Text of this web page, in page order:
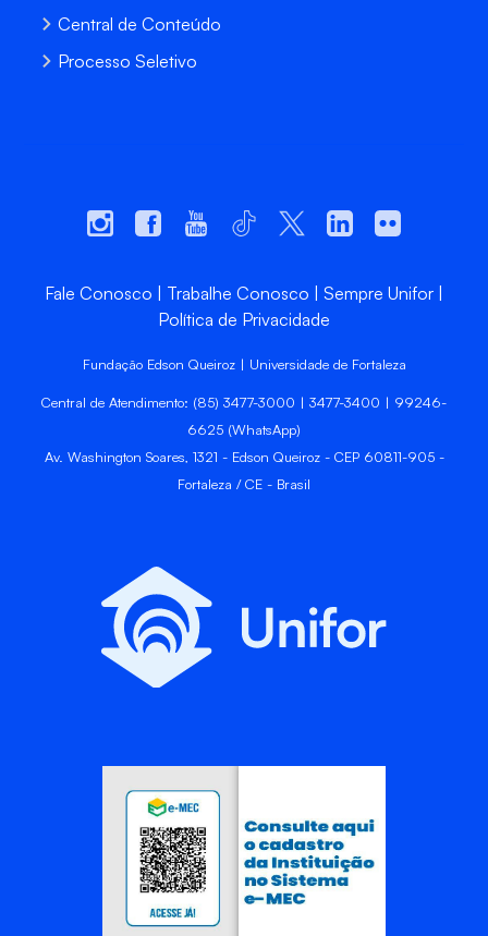
Central de Conteúdo
Processo Seletivo
Fale Conosco Trabalhe Conosco
Sempre Unifor
Política de Privacidade
Fundação Edson Queiroz | Universidade de Fortaleza
Central de Atendimento: (85) 3477-3000 | 3477-3400 | 99246-
6625 (WhatsApp)
Av. Washington Soares, 1321 - Edson Queiroz - CEP 60811-905 -
Fortaleza / CE - Brasil